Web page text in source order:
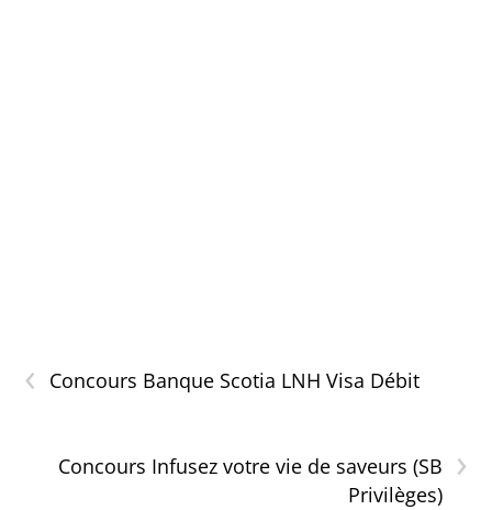
‹ Concours Banque Scotia LNH Visa Débit
›
Concours Infusez votre vie de saveurs (SB
Privilèges)